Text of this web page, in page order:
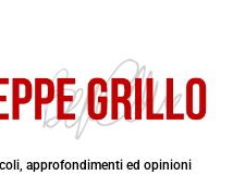
approfondimenti ed opinioni